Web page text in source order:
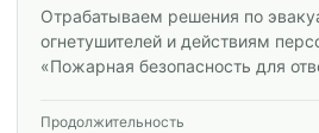
Отрабатываем решения по
огнетушителей и действиям
«Пожарная безопасность для
специалистов и корпоративных
Продолжительность